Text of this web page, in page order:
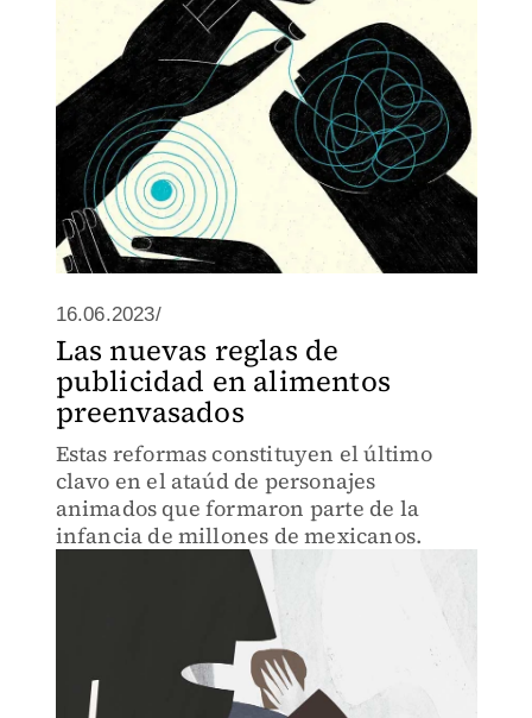
16.06.2023/
Las nuevas reglas de
publicidad en alimentos
preenvasados
Estas reformas constituyen el último
clavo en el ataúd de personajes
animados que formaron parte de la
infancia de millones de mexicanos.